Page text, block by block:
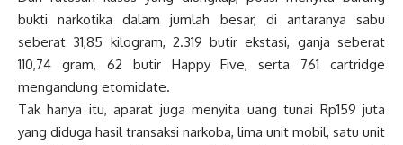
bukti narkotika dalam jumlah besar, di antaranya sabu
seberat 31,85 kilogram, 2.319 butir ekstasi, ganja seberat
110,74 gram, 62 butir Happy Five, serta 761 cartridge
mengandung etomidate.
Tak hanya itu, aparat juga menyita uang tunai Rp159 juta
yang diduga hasil transaksi narkoba, lima unit mobil, satu unit